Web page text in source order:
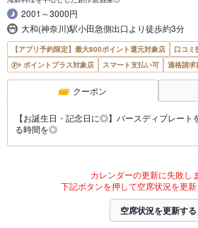
2001～3000円
大和(神奈川)駅小田急側出口より徒歩約3分
【アプリ予約限定】最大800ポイント還元対象店
口コミ
ポイントプラス対象店
スマート支払い可 適格請求
クーポン
【お誕生日・記念日に◎】バースディプレー
る時間を◎
カレンダーの更新に失敗し
下記ボタンを押して空席状況を更新
空席状況を更新する